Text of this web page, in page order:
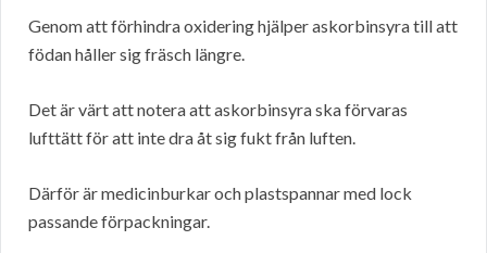
Genom att förhindra oxidering hjälper askorbinsyra till att
födan håller sig fräsch längre.
Det är värt att notera att askorbinsyra ska förvaras
lufttätt för att inte dra åt sig fukt från luften.
Därför är medicinburkar och plastspannar med lock
passande förpackningar.